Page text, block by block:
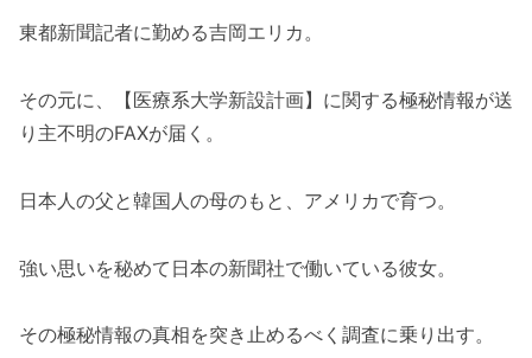
東都新聞記者に勤める吉岡エリカ。
その元に、【医療系大学新設計画】に関する極秘情報が送
り主不明のFAXが届く。
日本人の父と韓国人の母のもと、アメリカで育つ。
強い思いを秘めて日本の新聞社で働いている彼女。
その極秘情報の真相を突き止めるべく調査に乗り出す。